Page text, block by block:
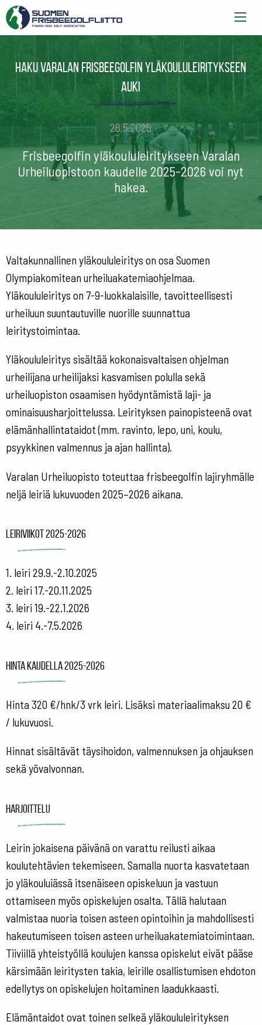
Haku Varalan frisbeegolfin yläkoululeiritykseen
auki
28.5.2025
Frisbeegolfin yläkoululeiritykseen Varalan
Urheiluopistoon kaudelle 2025-2026 voi nyt
hakea.
Valtakunnallinen yläkoululeiritys on osa Suomen
Olympiakomitean urheiluakatemiaohjelmaa.
Yläkoululeiritys on 7-9-luokkalaisille, tavoitteellisesti
urheiluun suuntautuville nuorille suunnattua
leiritystoimintaa.
Yläkoululeiritys sisältää kokonaisvaltaisen ohjelman
urheilijana urheilijaksi kasvamisen polulla sekä
urheiluopiston osaamisen hyödyntämistä laji- ja
ominaisuusharjoittelussa. Leirityksen painopisteenä ovat
elämänhallintataidot (mm. ravinto, lepo, uni, koulu,
psyykkinen valmennus ja ajan hallinta).
Varalan Urheiluopisto toteuttaa frisbeegolfin lajiryhmälle
neljä leiriä lukuvuoden 2025–2026 aikana.
Leiriviikot 2025-2026
1. leiri 29.9.-2.10.2025
2. leiri 17.-20.11.2025
3. leiri 19.-22.1.2026
4. leiri 4.-7.5.2026
Hinta kaudella 2025-2026
Hinta 320 €/hnk/3 vrk leiri. Lisäksi materiaalimaksu 20 €
/ lukuvuosi.
Hinnat sisältävät täysihoidon, valmennuksen ja ohjauksen
sekä yövalvonnan.
Harjoittelu
Leirin jokaisena päivänä on varattu reilusti aikaa
koulutehtävien tekemiseen. Samalla nuorta kasvatetaan
jo yläkouluiässä itsenäiseen opiskeluun ja vastuun
ottamiseen myös opiskelujen osalta. Tällä halutaan
valmistaa nuoria toisen asteen opintoihin ja mahdollisesti
hakeutumiseen toisen asteen urheiluakatemiatoimintaan.
Tiiviillä yhteistyöllä koulujen kanssa opiskelut eivät pääse
kärsimään leiritysten takia, leirille osallistumisen ehdoton
edellytys on opiskelujen hoitaminen laadukkaasti.
Elämäntaidot ovat toinen selkeä yläkoululeirityksen